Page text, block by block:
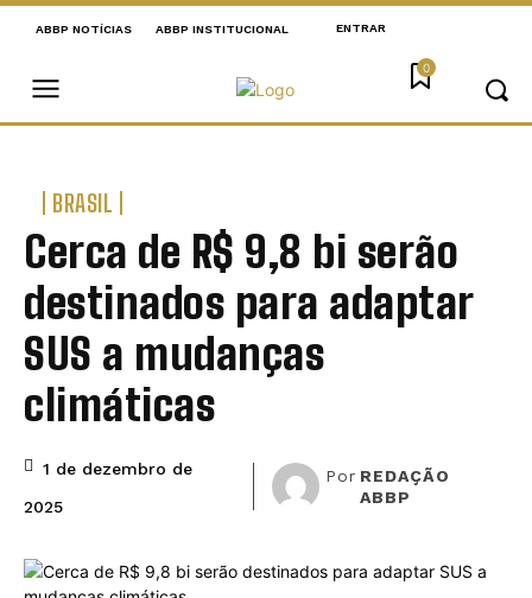
ABBP NOTÍCIAS ABBP INSTITUCIONAL ENTRAR
0
BRASIL
Cerca de R$ 9,8 bi serão
destinados para adaptar
SUS a mudanças
climáticas
1 de dezembro de
2025
Por REDAÇÃO
ABBP